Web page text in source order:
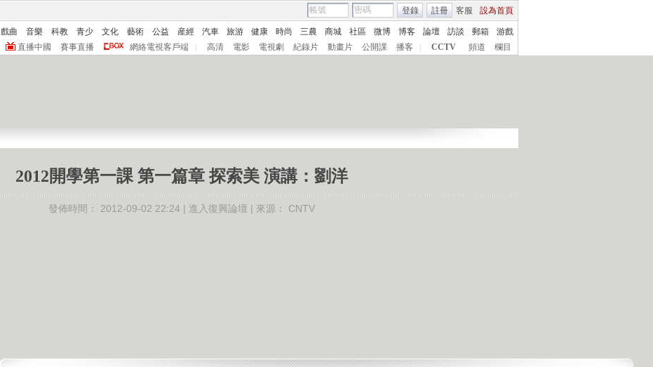
客服 設為首頁
登錄 註冊
戲曲 音樂 科教 青少 文化 藝術 公益 産經 汽車 旅游 健康 時尚 三農 商城 社區 微博 博客 論壇 訪談 郵箱
游戲
直播中國 賽事直播 網絡電視客戶端 高清 電影 電視劇 紀錄片 動畫片 公開課 播客 CCTV 頻道 欄目
2012開學第一課 第一篇章 探索美 演講：劉洋
發佈時間： 2012-09-02 22:24 | 進入復興論壇 | 來源： CNTV